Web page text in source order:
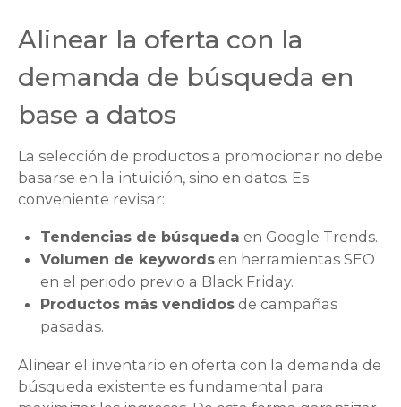
Alinear la oferta con la
demanda de búsqueda en
base a datos
La selección de productos a promocionar no debe
basarse en la intuición, sino en datos. Es
conveniente revisar:
Tendencias de búsqueda en Google Trends.
Volumen de keywordsen herramientas SEO
en el periodo previo a Black Friday.
Productos más vendidosde campañas
pasadas.
Alinear el inventario en oferta con la demanda de
búsqueda existente es fundamental para